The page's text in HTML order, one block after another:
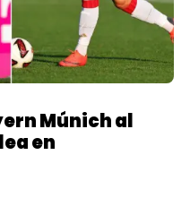
Múnich al
en